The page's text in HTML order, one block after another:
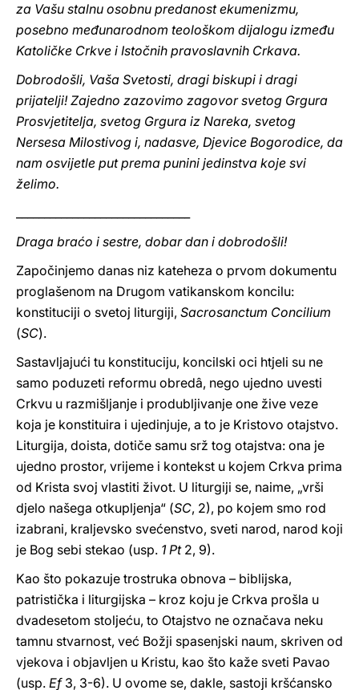
za Vašu stalnu osobnu predanost ekumenizmu,
posebno međunarodnom teološkom dijalogu između
Katoličke Crkve i Istočnih pravoslavnih Crkava.
Dobrodošli, Vaša Svetosti, dragi biskupi i dragi
prijatelji! Zajedno zazovimo zagovor svetog Grgura
Prosvjetitelja, svetog Grgura iz Nareka, svetog
Nersesa Milostivog i, nadasve, Djevice Bogorodice, da
nam osvijetle put prema punini jedinstva koje svi
želimo.
Draga braćo i sestre, dobar dan i dobrodošli!
Započinjemo danas niz kateheza o prvom dokumentu
proglašenom na Drugom vatikanskom koncilu:
konstituciji o svetoj liturgiji, Sacrosanctum Concilium
(SC).
Sastavljajući tu konstituciju, koncilski oci htjeli su ne
samo poduzeti reformu obredâ, nego ujedno uvesti
Crkvu u razmišljanje i produbljivanje one žive veze
koja je konstituira i ujedinjuje, a to je Kristovo otajstvo.
Liturgija, doista, dotiče samu srž tog otajstva: ona je
ujedno prostor, vrijeme i kontekst u kojem Crkva prima
od Krista svoj vlastiti život. U liturgiji se, naime, „vrši
djelo našega otkupljenja“ (SC, 2), po kojem smo rod
izabrani, kraljevsko svećenstvo, sveti narod, narod koji
je Bog sebi stekao (usp. 1 Pt2, 9).
Kao što pokazuje trostruka obnova – biblijska,
patristička i liturgijska – kroz koju je Crkva prošla u
dvadesetom stoljeću, to Otajstvo ne označava neku
tamnu stvarnost, već Božji spasenjski naum, skriven od
vjekova i objavljen u Kristu, kao što kaže sveti Pavao
(usp. Ef 3, 3-6). U ovome se, dakle, sastoji kršćansko